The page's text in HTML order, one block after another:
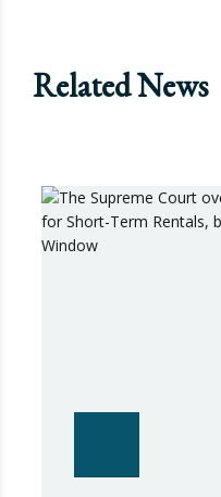
Related News